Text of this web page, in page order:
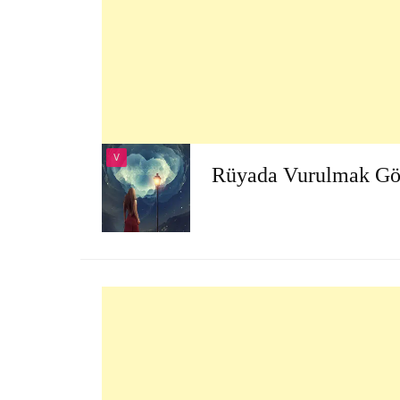
V
Rüyada Vurulmak